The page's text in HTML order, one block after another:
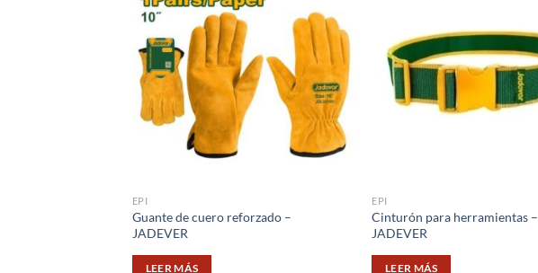
EPI
Guante de cuero reforzado –
JADEVER
LEER MÁS
EPI
Cinturón para herramientas –
JADEVER
LEER MÁS